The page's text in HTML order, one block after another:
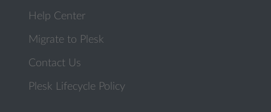
Help Center
Migrate to Plesk
Contact Us
Plesk Lifecycle Policy